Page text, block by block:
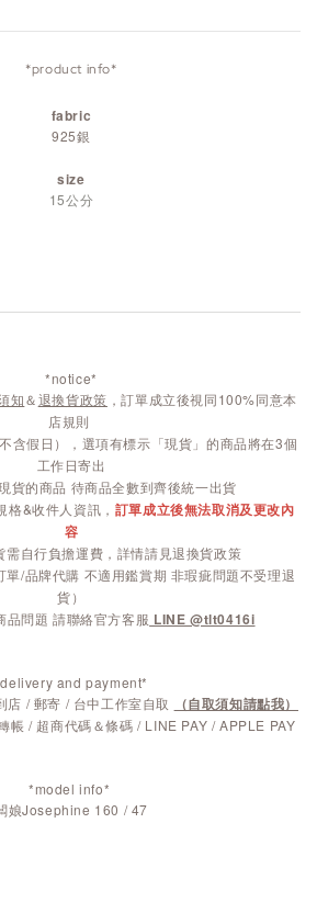
*product info*
fabric
925銀
size
15公分
*notice*
知＆退換貨政策 ，訂單成立後視同100%同意本
店規則
含假日），選項有標示「現貨」的商品將在3個
工作日寄出
貨的商品 待商品全數到齊後統一出貨
格&收件人資訊， 訂單成立後無法取消及更改內
容
需自行負擔運費，詳情請見退換貨政策
單/品牌代購 不適用鑑賞期 非瑕疵問題不受理退
貨）
品問題 請聯絡官方客服 LINE @tlt0416i
and payment*
/ 郵寄 / 台中工作室自取
（自取須知請點我）
帳 / 超商代碼＆條碼 / LINE PAY / APPLE PAY
*model info*
娘Josephine 160 / 47